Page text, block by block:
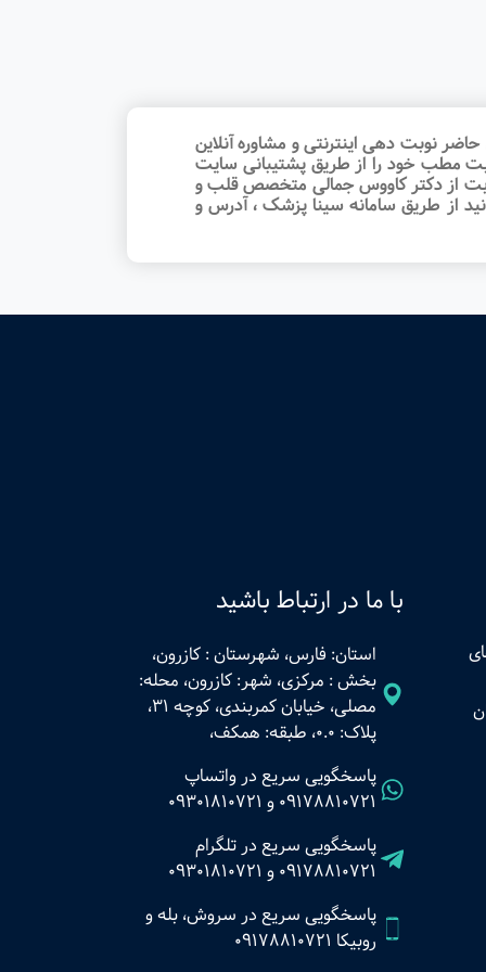
نوبت‌ دهی اینترنتی و مشاوره آنلاین
مطب خود را از طریق پشتیبانی سایت
از دکتر کاووس جمالی متخصص قلب و
از طریق سامانه سینا پزشک ، آدرس و
با ما در ارتباط باشید
استان: فارس، شهرستان : کازرون،
بخش : مرکزی، شهر: کازرون، محله:
مصلی، خیابان کمربندی، کوچه 31،
پلاک: 0.0، طبقه: همکف،
پاسخگویی سریع در واتساپ
09178810721 و 09301810721
پاسخگویی سریع در تلگرام
09178810721 و 09301810721
پاسخگویی سریع در سروش، بله و
روبیکا 09178810721